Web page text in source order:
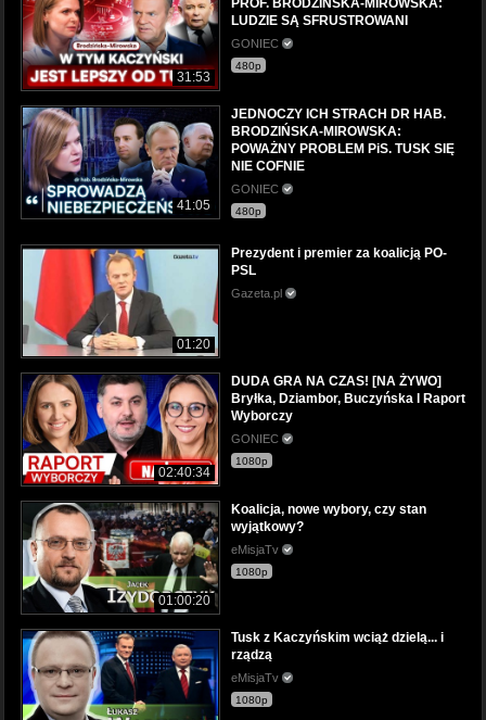
31:53
LUDZIE SĄ SFRUSTROWANI
GONIEC
480p
41:05
JEDNOCZY ICH STRACH DR HAB.
BRODZIŃSKA-MIROWSKA:
POWAŻNY PROBLEM PiS. TUSK SIĘ
NIE COFNIE
GONIEC
480p
01:20
Prezydent i premier za koalicją PO-
PSL
Gazeta.pl
02:40:34
DUDA GRA NA CZAS! [NA ŻYWO]
Bryłka, Dziambor, Buczyńska l Raport
Wyborczy
GONIEC
1080p
01:00:20
Koalicja, nowe wybory, czy stan
wyjątkowy?
eMisjaTv
1080p
Tusk z Kaczyńskim wciąż dzielą... i
rządzą
eMisjaTv
1080p